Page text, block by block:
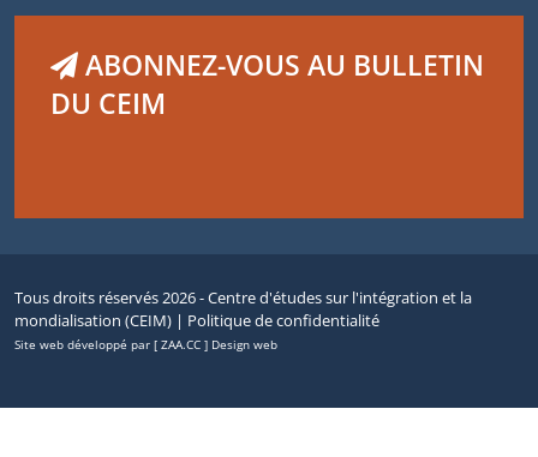
ABONNEZ-VOUS AU BULLETIN
DU CEIM
Tous droits réservés 2026 - Centre d'études sur l'intégration et la
mondialisation (CEIM) | Politique de confidentialité
Site web développé par [ ZAA.CC ] Design web